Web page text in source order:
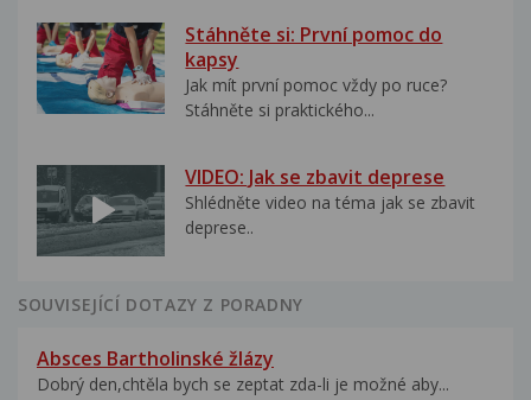
Stáhněte si: První pomoc do
kapsy
Jak mít první pomoc vždy po ruce?
Stáhněte si praktického...
VIDEO: Jak se zbavit deprese
Shlédněte video na téma jak se zbavit
deprese..
SOUVISEJÍCÍ DOTAZY Z PORADNY
Absces Bartholinské žlázy
Dobrý den,chtěla bych se zeptat zda-li je možné aby...